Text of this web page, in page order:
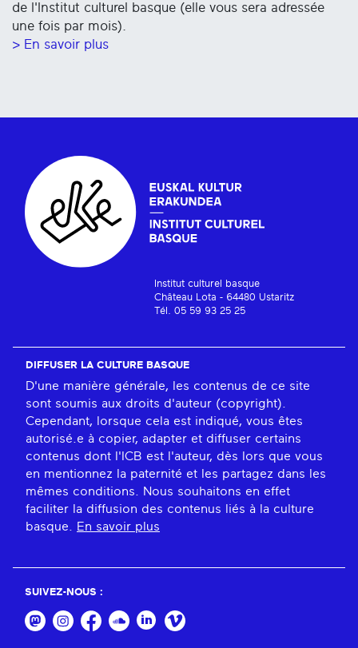
de l'Institut culturel basque (elle vous sera adressée
une fois par mois).
> En savoir plus
Institut culturel basque
Château Lota - 64480 Ustaritz
Tél. 05 59 93 25 25
DIFFUSER LA CULTURE BASQUE
D'une manière générale, les contenus de ce site
sont soumis aux droits d'auteur (copyright).
Cependant, lorsque cela est indiqué, vous êtes
autorisé.e à copier, adapter et diffuser certains
contenus dont l'ICB est l'auteur, dès lors que vous
en mentionnez la paternité et les partagez dans les
mêmes conditions. Nous souhaitons en effet
faciliter la diffusion des contenus liés à la culture
basque. En savoir plus
SUIVEZ-NOUS :